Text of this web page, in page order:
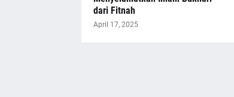
dari Fitnah
April 17, 2025